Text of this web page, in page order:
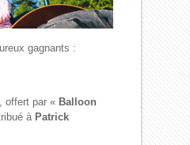
gagnants :
offert par « Balloon
à Patrick